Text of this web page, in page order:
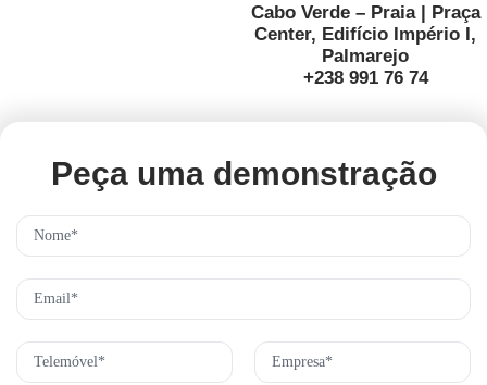
Cabo Verde – Praia | Praça
Center, Edifício Império I,
Palmarejo
+238 991 76 74
Peça uma demonstração